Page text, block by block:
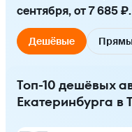
сентября, от 7 685 ₽.
Дешёвые
Топ-10 дешёвых
Екатеринбурга в